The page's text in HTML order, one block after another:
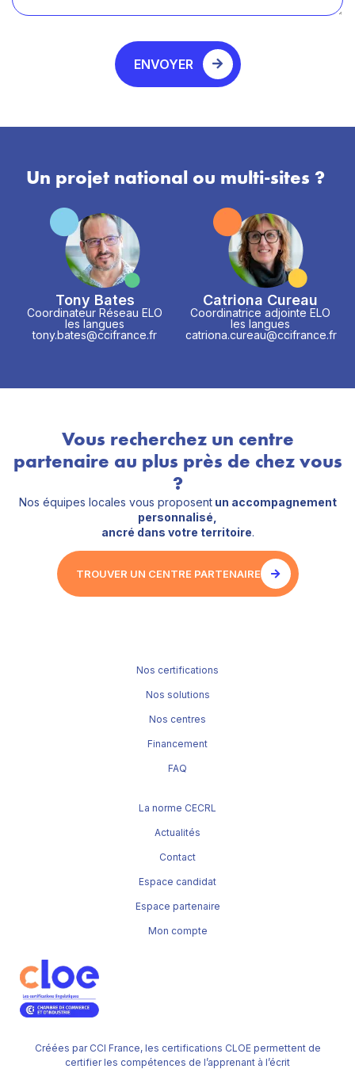
ENVOYER
Un projet national ou multi-sites ?
Tony Bates
Coordinateur Réseau ELO
les langues
tony.bates@ccifrance.fr
Catriona Cureau
Coordinatrice adjointe ELO
les langues
catriona.cureau@ccifrance.fr
Vous recherchez un centre
partenaire au plus près de chez vous
?
Nos équipes locales vous proposentun accompagnement
personnalisé,
ancré dans votre territoire.
TROUVER UN CENTRE PARTENAIRE
Créées par CCI France, les certifications CLOE permettent de
certifier les compétences de l’apprenant à l’écrit
Nos certifications
Nos solutions
Nos centres
Financement
FAQ
La norme CECRL
Actualités
Contact
Espace candidat
Espace partenaire
Mon compte